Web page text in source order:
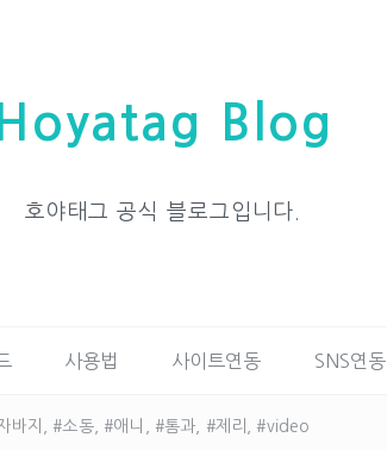
Hoyatag Blog
호야태그 공식 블로그입니다.
사용법 사이트연동 SNS연동
바지, #소동, #애니, #톰과, #제리, #video